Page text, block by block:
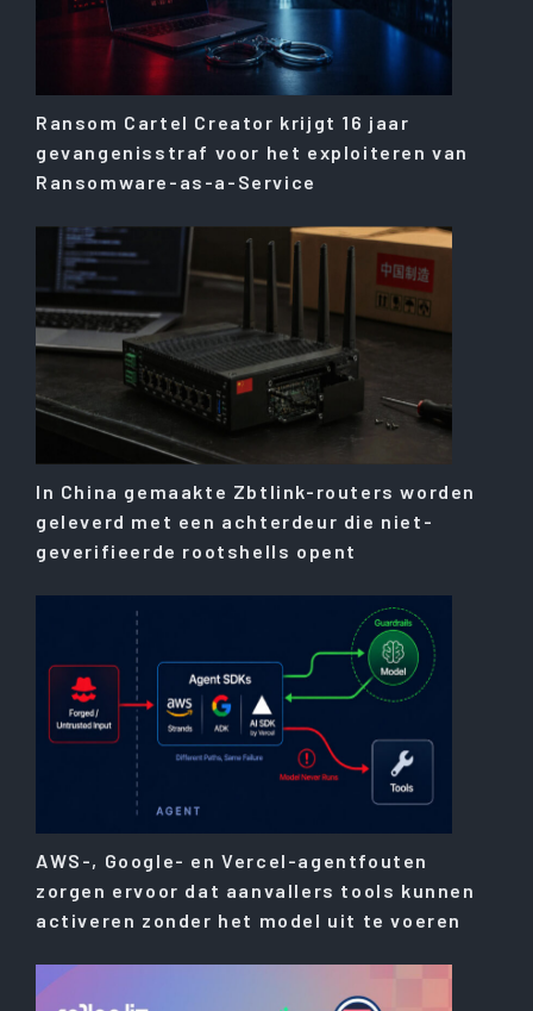
Ransom Cartel Creator krijgt 16 jaar
gevangenisstraf voor het exploiteren van
Ransomware-as-a-Service
In China gemaakte Zbtlink-routers worden
geleverd met een achterdeur die niet-
geverifieerde rootshells opent
AWS-, Google- en Vercel-agentfouten
zorgen ervoor dat aanvallers tools kunnen
activeren zonder het model uit te voeren